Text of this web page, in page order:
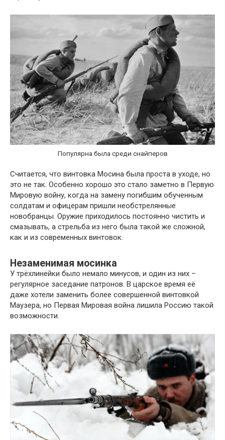
Популярна была среди снайперов
Считается, что винтовка Мосина была проста в уходе, но
это не так. Особенно хорошо это стало заметно в Первую
Мировую войну, когда на замену погибшим обученным
солдатам и офицерам пришли необстрелянные
новобранцы. Оружие приходилось постоянно чистить и
смазывать, а стрельба из него была такой же сложной,
как и из современных винтовок.
Незаменимая мосинка
У трёхлинейки было немало минусов, и один из них –
регулярное заседание патронов. В царское время её
даже хотели заменить более совершенной винтовкой
Маузера, но Первая Мировая война лишила Россию такой
возможности.